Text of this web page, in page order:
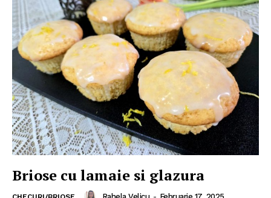
Briose cu lamaie si glazura